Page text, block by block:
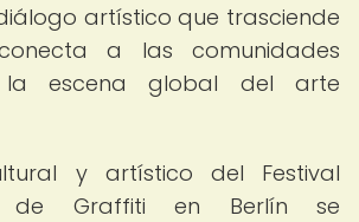
artístico que trasciende
a las comunidades
la escena global del arte
y artístico del Festival
de Graffiti en Berlín se